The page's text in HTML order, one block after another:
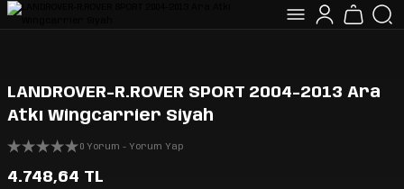
LANDROVER-R.ROVER SPORT 2004-2013 Ara
Atkı Wingcarrier Siyah
0 Yorum - Yorum Yap
4.748,64 TL